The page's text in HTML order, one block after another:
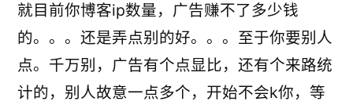
就目前你博客ip数量，广告赚不了多少钱
的。。。还是弄点别的好。。。至于你要别人
点。千万别，广告有个点显比，还有个来路统
计的，别人故意一点多个，开始不会k你，等